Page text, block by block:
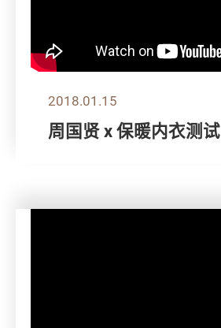
2018.01.15
周国贤 x 保暖内衣测试